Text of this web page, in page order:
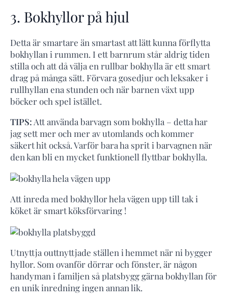
3. Bokhyllor på hjul
Detta är smartare än smartast att lätt kunna förflytta
bokhyllan i rummen. I ett barnrum står aldrig tiden
stilla och att då välja en rullbar bokhylla är ett smart
drag på många sätt. Förvara gosedjur och leksaker i
rullhyllan ena stunden och när barnen växt upp
böcker och spel istället.
TIPS: Att använda barvagn som bokhylla – detta har
jag sett mer och mer av utomlands och kommer
säkert hit också. Varför bara ha sprit i barvagnen när
den kan bli en mycket funktionell flyttbar bokhylla.
Att inreda med bokhyllor hela vägen upp till tak i
köket är smart köksförvaring !
Utnyttja outtnyttjade ställen i hemmet när ni bygger
hyllor. Som ovanför dörrar och fönster, är någon
handyman i familjen så platsbygg gärna bokhyllan för
en unik inredning ingen annan lik.